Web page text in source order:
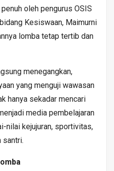
oleh pengurus OSIS
Kesiswaan, Maimurni
lomba tetap tertib dan
menegangkan,
yang menguji wawasan
hanya sekadar mencari
media pembelajaran
nilai kejujuran, sportivitas,
santri.